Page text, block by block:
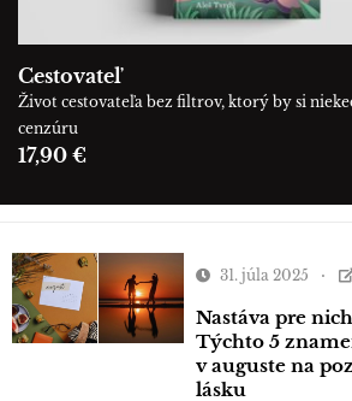
Cestovateľ
Život cestovateľa bez filtrov, ktorý by si
cenzúru
17,90 €
31. júla 2025
Nastáva pre
Týchto 5
v auguste na
lásku